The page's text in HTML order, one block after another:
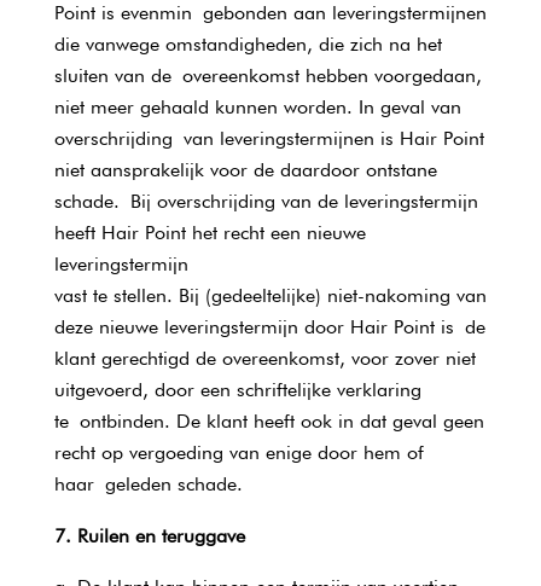
Point is evenmin gebonden aan leveringstermijnen
die vanwege omstandigheden, die zich na het
sluiten van de overeenkomst hebben voorgedaan,
niet meer gehaald kunnen worden. In geval van
overschrijding van leveringstermijnen is Hair Point
niet aansprakelijk voor de daardoor ontstane
schade. Bij overschrijding van de leveringstermijn
heeft Hair Point het recht een nieuwe
leveringstermijn
vast te stellen. Bij (gedeeltelijke) niet-nakoming van
deze nieuwe leveringstermijn door Hair Point is de
klant gerechtigd de overeenkomst, voor zover niet
uitgevoerd, door een schriftelijke verklaring
te ontbinden. De klant heeft ook in dat geval geen
recht op vergoeding van enige door hem of
haar geleden schade.
7. Ruilen en teruggave